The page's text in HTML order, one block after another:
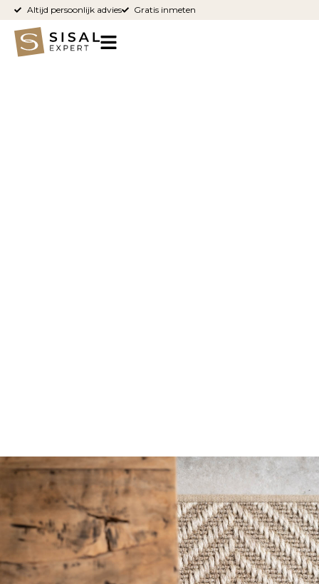
Altijd persoonlijk advies Gratis inmeten